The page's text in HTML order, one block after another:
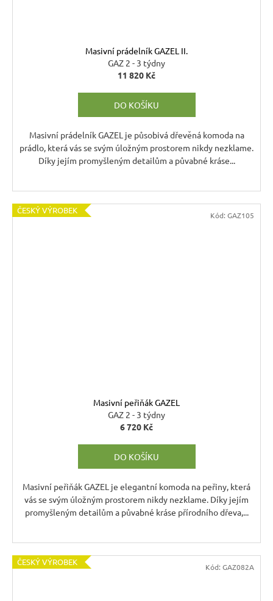
Masivní prádelník GAZEL II.
GAZ 2 - 3 týdny
11 820 Kč
DO KOŠÍKU
Masivní prádelník GAZEL je působivá dřevěná komoda na
prádlo, která vás se svým úložným prostorem nikdy nezklame.
Díky jejím promyšleným detailům a půvabné kráse...
ČESKÝ VÝROBEK
Masivní peřiňák GAZEL
GAZ 2 - 3 týdny
6 720 Kč
DO KOŠÍKU
Masivní peřiňák GAZEL je elegantní komoda na peřiny, která
vás se svým úložným prostorem nikdy nezklame. Díky jejím
promyšleným detailům a půvabné kráse přírodního dřeva,...
Kód: GAZ105
ČESKÝ VÝROBEK Kód: GAZ082A